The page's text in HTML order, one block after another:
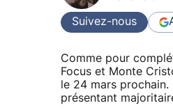
Suivez-nous
Comme pour
Focus et Monte
le 24 mars
présentant